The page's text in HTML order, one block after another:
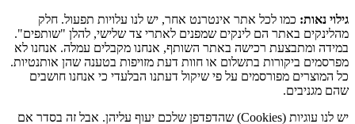
גילוי נאות: כמו לכל אתר אינטרנט אחר, יש לנו עלויות תפעול. חלק
מהלינקים באתר הם לינקים שמפנים לאתרי צד שלישי, להלן "שותפים".
במידה ומתבצעת רכישה באתר השותף, אנחנו מקבלים עמלה. אנחנו לא
מפרסמים ביקורות בתשלום או חוות דעת מזויפות בטענה שהן אותנטיות.
כל המוצרים מפורסמים על פי שיקול דעתנו הבלעדי כי אנחנו חושבים
שהם מגניבים.
יש לנו עוגיות (Cookies) שהדפדפן שלכם יעוף עליהן. אבל זה בסדר אם